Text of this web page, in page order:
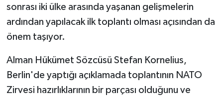
sonrası iki ülke arasında yaşanan gelişmelerin
ardından yapılacak ilk toplantı olması açısından da
önem taşıyor.
Alman Hükümet Sözcüsü Stefan Kornelius,
Berlin'de yaptığı açıklamada toplantının NATO
Zirvesi hazırlıklarının bir parçası olduğunu ve